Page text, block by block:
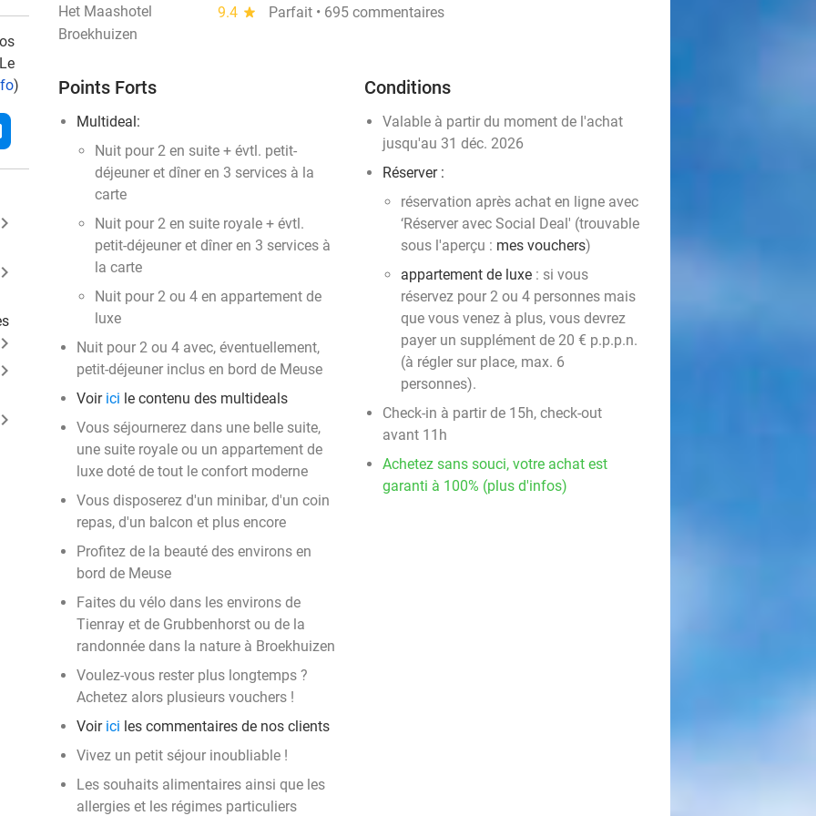
)
keyboard_arrow_right
keyboard_arrow_right
keyboard_arrow_right
keyboard_arrow_right
keyboard_arrow_right
Het Maashotel 9.4 star
Parfait • 695 commentaires
Broekhuizen
Points Forts
Multideal:
Nuit pour 2 en suite + évtl. petit-
déjeuner et dîner en 3 services à la
carte
Nuit pour 2 en suite royale + évtl.
petit-déjeuner et dîner en 3 services à
la carte
Nuit pour 2 ou 4 en appartement de
luxe
Nuit pour 2 ou 4 avec, éventuellement,
petit-déjeuner inclus en bord de Meuse
Voir ici le contenu des multideals
Vous séjournerez dans une belle suite,
une suite royale ou un appartement de
luxe doté de tout le confort moderne
Vous disposerez d'un minibar, d'un coin
repas, d'un balcon et plus encore
Profitez de la beauté des environs en
bord de Meuse
Faites du vélo dans les environs de
Tienray et de Grubbenhorst ou de la
randonnée dans la nature à Broekhuizen
Voulez-vous rester plus longtemps ?
Achetez alors plusieurs vouchers !
Voir ici les commentaires de nos clients
Vivez un petit séjour inoubliable !
Les souhaits alimentaires ainsi que les
allergies et les régimes particuliers
Conditions
Valable à partir du moment de l'achat
jusqu'au 31 déc. 2026
Réserver :
réservation après achat en ligne avec
‘Réserver avec Social Deal' (trouvable
sous l'aperçu : mes vouchers)
appartement de luxe : si vous
réservez pour 2 ou 4 personnes mais
que vous venez à plus, vous devrez
payer un supplément de 20 € p.p.p.n.
(à régler sur place, max. 6
personnes).
Check-in à partir de 15h, check-out
avant 11h
Achetez sans souci, votre achat est
garanti à 100% (plus d'infos)